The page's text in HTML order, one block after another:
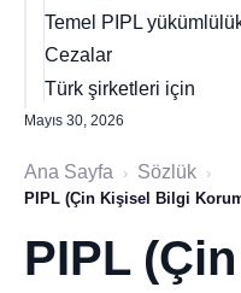
Temel PIPL
Cezalar
Türk şirketleri için
Mayıs 30, 2026
Ana Sayfa › Sözlük ›
PIPL (Çin Kişisel Bilgi
PIPL